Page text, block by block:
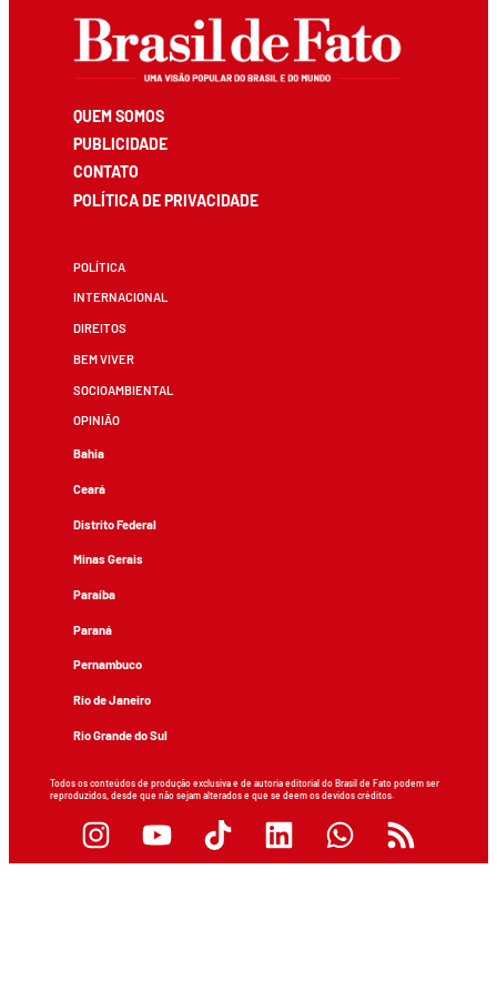
QUEM SOMOS
PUBLICIDADE
CONTATO
POLÍTICA DE PRIVACIDADE
POLÍTICA
INTERNACIONAL
DIREITOS
BEM VIVER
SOCIOAMBIENTAL
OPINIÃO
Bahia
Ceará
Distrito Federal
Minas Gerais
Paraíba
Paraná
Pernambuco
Rio de Janeiro
Rio Grande do Sul
Todos os conteúdos de produção exclusiva e de autoria editorial do Brasil de Fato podem ser
reproduzidos, desde que não sejam alterados e que se deem os devidos créditos.